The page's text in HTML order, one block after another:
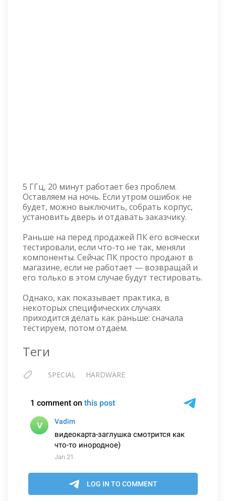
5 ГГц, 20 минут работает без проблем.
Оставляем на ночь. Если утром ошибок не
будет, можно выключить, собрать корпус,
установить дверь и отдавать заказчику.
Раньше на перед продажей ПК его всячески
тестировали, если что-то не так, меняли
компоненты. Сейчас ПК просто продают в
магазине, если не работает — возвращай и
его только в этом случае будут тестировать.
Однако, как показывает практика, в
некоторых специфических случаях
приходится делать как раньше: сначала
тестируем, потом отдаём.
Теги
SPECIAL HARDWARE